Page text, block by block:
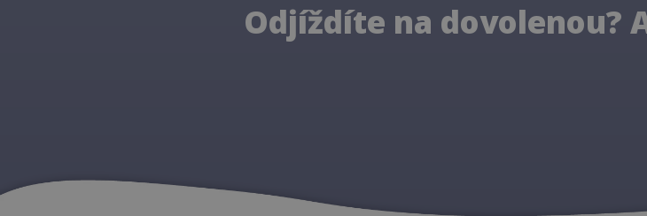
Odjíždíte na dovolenou?